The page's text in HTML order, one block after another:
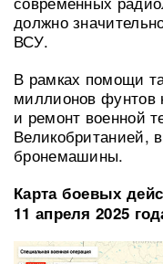
должно
ВСУ.
В рамках помощи
миллионов фунтов
и ремонт военной
Великобританией,
бронемашины.
Карта боевых
11 апреля 2025